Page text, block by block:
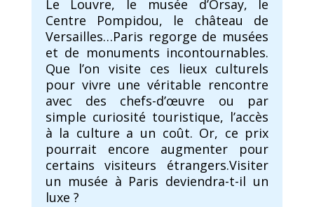
Le Louvre, le musée d’Orsay, le
Centre Pompidou, le château de
Versailles…Paris regorge de musées
et de monuments incontournables.
Que l’on visite ces lieux culturels
pour vivre une véritable rencontre
avec des chefs-d’œuvre ou par
simple curiosité touristique, l’accès
à la culture a un coût. Or, ce prix
pourrait encore augmenter pour
certains visiteurs étrangers.Visiter
un musée à Paris deviendra-t-il un
luxe ?